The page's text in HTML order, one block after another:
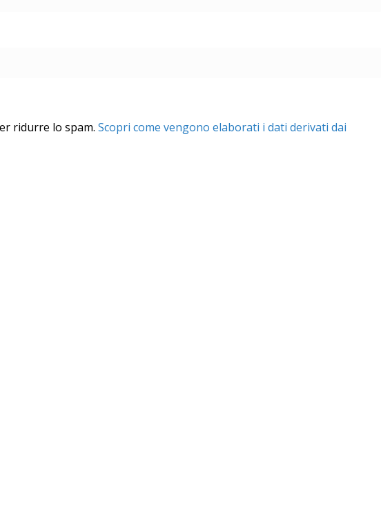
ridurre lo spam. Scopri come vengono elaborati i dati derivati dai